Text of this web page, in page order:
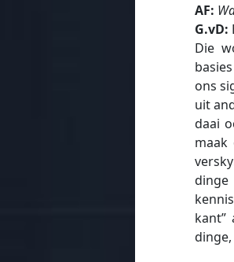
AF:
G.vD:
Die
ons
uit
daai
kant”